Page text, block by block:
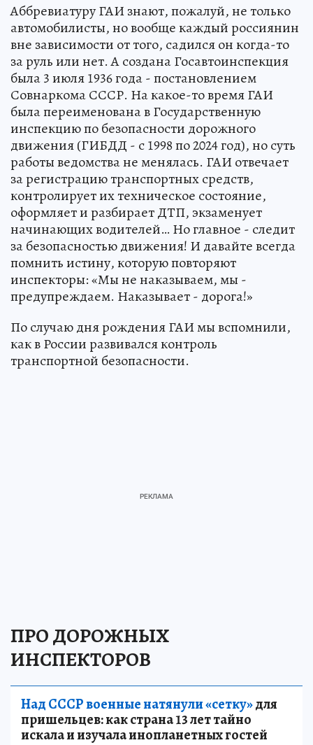
Аббревиатуру ГАИ знают, пожалуй, не только
автомобилисты, но вообще каждый россиянин
вне зависимости от того, садился он когда-то
за руль или нет. А создана Госавтоинспекция
была 3 июля 1936 года - постановлением
Совнаркома СССР. На какое-то время ГАИ
была переименована в Государственную
инспекцию по безопасности дорожного
движения (ГИБДД - с 1998 по 2024 год), но суть
работы ведомства не менялась. ГАИ отвечает
за регистрацию транспортных средств,
контролирует их техническое состояние,
оформляет и разбирает ДТП, экзаменует
начинающих водителей… Но главное - следит
за безопасностью движения! И давайте всегда
помнить истину, которую повторяют
инспекторы: «Мы не наказываем, мы -
предупреждаем. Наказывает - дорога!»
По случаю дня рождения ГАИ мы вспомнили,
как в России развивался контроль
транспортной безопасности.
ПРО ДОРОЖНЫХ
ИНСПЕКТОРОВ
Над СССР военные натянули «сетку»для
пришельцев: как страна 13 лет тайно
искала и изучала инопланетных гостей